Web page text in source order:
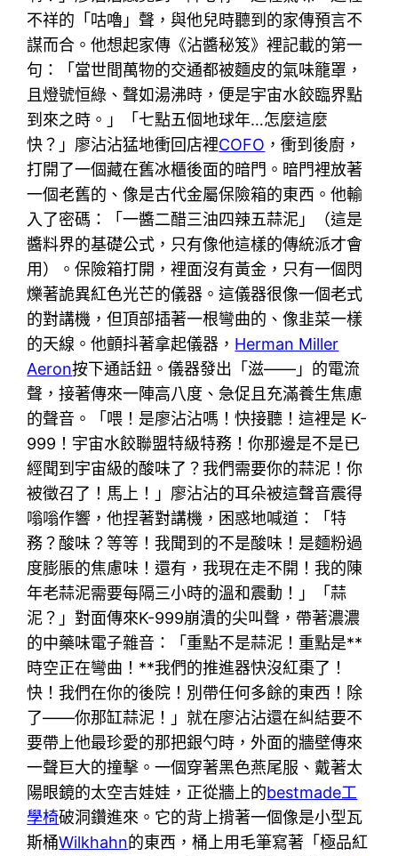
不祥的「咕嚕」聲，與他兒時聽到的家傳預言不
謀而合。他想起家傳《沾醬秘笈》裡記載的第一
句：「當世間萬物的交通都被麵皮的氣味籠罩，
且燈號恒綠、聲如湯沸時，便是宇宙水餃臨界點
到來之時。」「七點五個地球年…怎麼這麼
快？」廖沾沾猛地衝回店裡COFO ，衝到後廚，
打開了一個藏在舊冰櫃後面的暗門。暗門裡放著
一個老舊的、像是古代金屬保險箱的東西。他輸
入了密碼：「一醬二醋三油四辣五蒜泥」（這是
醬料界的基礎公式，只有像他這樣的傳統派才會
用）。保險箱打開，裡面沒有黃金，只有一個閃
爍著詭異紅色光芒的儀器。這儀器很像一個老式
的對講機，但頂部插著一根彎曲的、像韭菜一樣
的天線。他顫抖著拿起儀器， Herman Miller
Aeron按下通話鈕。儀器發出「滋——」的電流
聲，接著傳來一陣高八度、急促且充滿養生焦慮
的聲音。「喂！是廖沾沾嗎！快接聽！這裡是 K-
999！宇宙水餃聯盟特級特務！你那邊是不是已
經聞到宇宙級的酸味了？我們需要你的蒜泥！你
被徵召了！馬上！」廖沾沾的耳朵被這聲音震得
嗡嗡作響，他捏著對講機，困惑地喊道：「特
務？酸味？等等！我聞到的不是酸味！是麵粉過
度膨脹的焦慮味！還有，我現在走不開！我的陳
年老蒜泥需要每隔三小時的溫和震動！」「蒜
泥？」對面傳來K-999崩潰的尖叫聲，帶著濃濃
的中藥味電子雜音：「重點不是蒜泥！重點是**
時空正在彎曲！**我們的推進器快沒紅棗了！
快！我們在你的後院！別帶任何多餘的東西！除
了——你那缸蒜泥！」就在廖沾沾還在糾結要不
要帶上他最珍愛的那把銀勺時，外面的牆壁傳來
一聲巨大的撞擊。一個穿著黑色燕尾服、戴著太
陽眼鏡的太空吉娃娃，正從牆上的bestmade工
學椅破洞鑽進來。它的背上揹著一個像是小型瓦
斯桶Wilkhahn的東西，桶上用毛筆寫著「極品紅